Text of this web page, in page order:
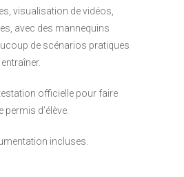
visualisation de vidéos,
avec des mannequins
de scénarios pratiques
officielle pour faire
d’élève.
incluses.